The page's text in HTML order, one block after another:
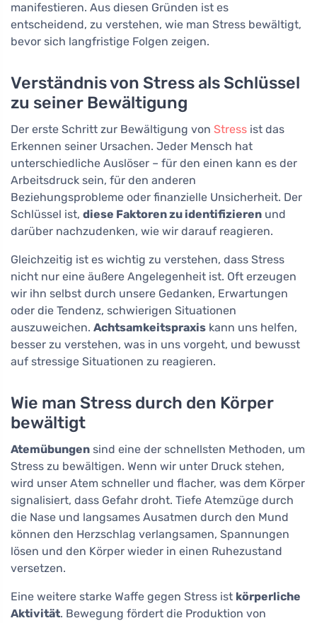
manifestieren. Aus diesen Gründen ist es
entscheidend, zu verstehen, wie man Stress bewältigt,
bevor sich langfristige Folgen zeigen.
Verständnis von Stress als Schlüssel
zu seiner Bewältigung
Der erste Schritt zur Bewältigung von Stress ist das
Erkennen seiner Ursachen. Jeder Mensch hat
unterschiedliche Auslöser – für den einen kann es der
Arbeitsdruck sein, für den anderen
Beziehungsprobleme oder finanzielle Unsicherheit. Der
Schlüssel ist, diese Faktoren zu identifizieren und
darüber nachzudenken, wie wir darauf reagieren.
Gleichzeitig ist es wichtig zu verstehen, dass Stress
nicht nur eine äußere Angelegenheit ist. Oft erzeugen
wir ihn selbst durch unsere Gedanken, Erwartungen
oder die Tendenz, schwierigen Situationen
auszuweichen. Achtsamkeitspraxis kann uns helfen,
besser zu verstehen, was in uns vorgeht, und bewusst
auf stressige Situationen zu reagieren.
Wie man Stress durch den Körper
bewältigt
Atemübungen sind eine der schnellsten Methoden, um
Stress zu bewältigen. Wenn wir unter Druck stehen,
wird unser Atem schneller und flacher, was dem Körper
signalisiert, dass Gefahr droht. Tiefe Atemzüge durch
die Nase und langsames Ausatmen durch den Mund
können den Herzschlag verlangsamen, Spannungen
lösen und den Körper wieder in einen Ruhezustand
versetzen.
Eine weitere starke Waffe gegen Stress ist körperliche
Aktivität. Bewegung fördert die Produktion von